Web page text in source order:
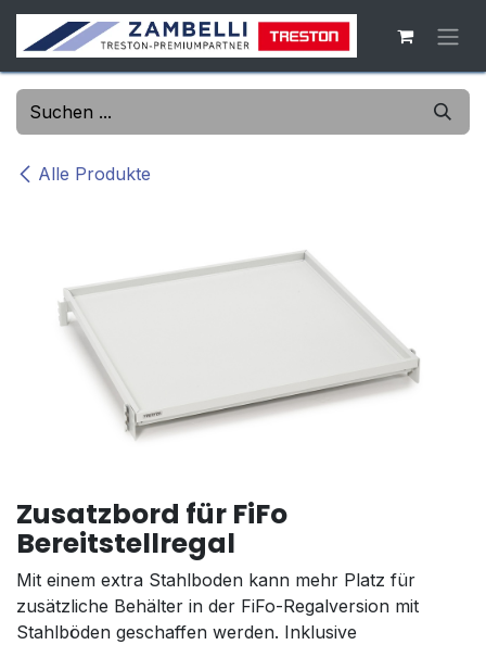
Zum Inhalt springen
Alle Produkte
Zusatzbord für FiFo
Bereitstellregal
Mit einem extra Stahlboden kann mehr Platz für
zusätzliche Behälter in der FiFo-Regalversion mit
Stahlböden geschaffen werden. Inklusive